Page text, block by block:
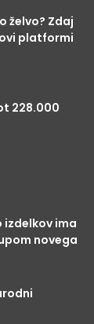
želvo? Zdaj
platformi
228.000
izdelkov ima
novega